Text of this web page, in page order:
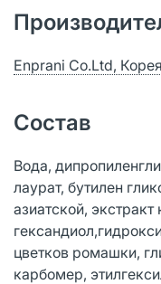
Enprani Co.Ltd,
Состав
Вода,
лаурат, бутилен
азиатской,
цветков ромашки,
карбомер,